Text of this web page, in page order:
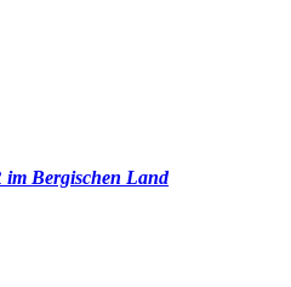
Bergischen Land